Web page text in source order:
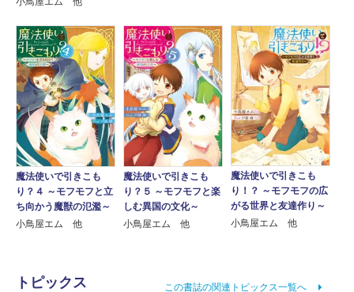
魔法使いで引きこも
り？４ ～モフモフと立
ち向かう魔獣の氾濫～
小鳥屋エム 他
魔法使いで引きこも
り？５ ～モフモフと楽
しむ異国の文化～
小鳥屋エム 他
魔法使いで引きこも
り！？ ～モフモフの広
がる世界と友達作り～
小鳥屋エム 他
トピックス この書誌の関連トピックス一覧へ